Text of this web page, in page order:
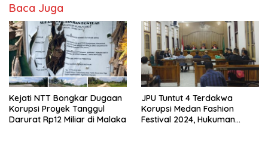
Baca Juga
Kejati NTT Bongkar Dugaan
Korupsi Proyek Tanggul
Darurat Rp12 Miliar di Malaka
JPU Tuntut 4 Terdakwa
Korupsi Medan Fashion
Festival 2024, Hukuman